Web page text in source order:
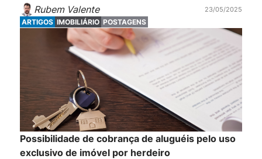
Rubem Valente
23/05/2025
ARTIGOS IMOBILIÁRIO POSTAGENS
Possibilidade de cobrança de aluguéis pelo uso
exclusivo de imóvel por herdeiro